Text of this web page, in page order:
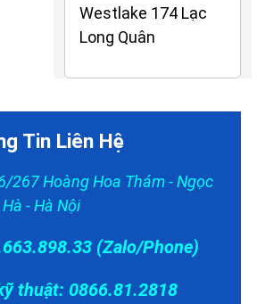
Westlake 174 Lạc
Long Quân
Tin Liên Hệ
267 Hoàng Hoa Thám - Ngọc
Hà - Hà Nội
(Zalo/Phone)
kỹ thuật: 0866.81.2818